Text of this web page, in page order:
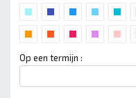
Op een termijn :